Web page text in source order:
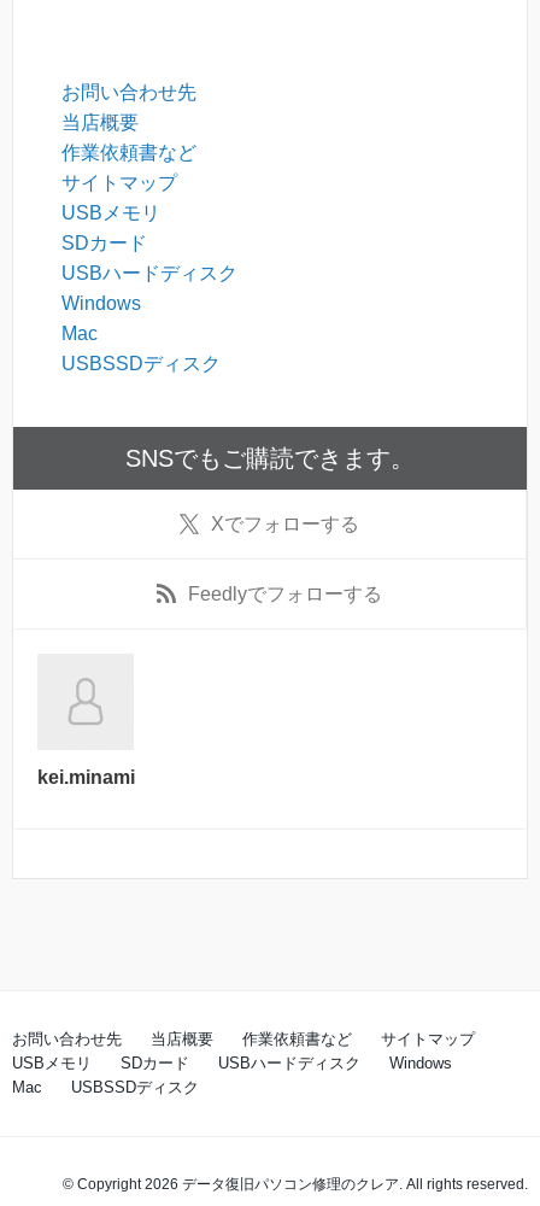
お問い合わせ先
当店概要
作業依頼書など
サイトマップ
USBメモリ
SDカード
USBハードディスク
Windows
Mac
USBSSDディスク
SNSでもご購読できます。
Xでフォローする
Feedlyでフォローする
kei.minami
お問い合わせ先 当店概要 作業依頼書など
サイトマップ
USBメモリ
SDカード USBハードディスク
Windows
Mac
USBSSDディスク
© Copyright 2026 データ復旧パソコン修理のクレア. All rights reserved.